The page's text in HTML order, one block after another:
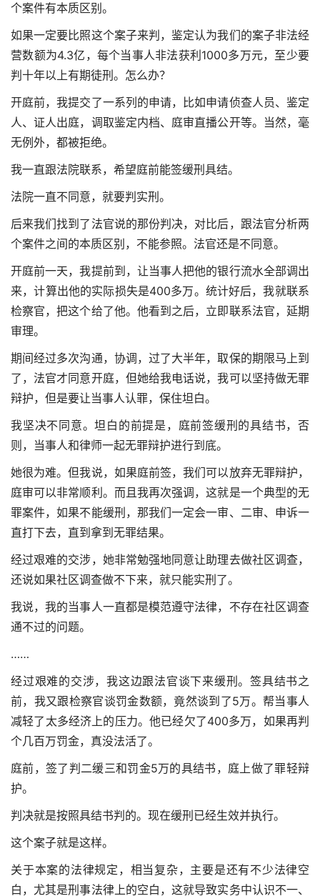
个案件有本质区别。
如果一定要比照这个案子来判，鉴定认为我们的案子非法经
营数额为4.3亿，每个当事人非法获利1000多万元，至少要
判十年以上有期徒刑。怎么办？
开庭前，我提交了一系列的申请，比如申请侦查人员、鉴定
人、证人出庭，调取鉴定内档、庭审直播公开等。当然，毫
无例外，都被拒绝。
我一直跟法院联系，希望庭前能签缓刑具结。
法院一直不同意，就要判实刑。
后来我们找到了法官说的那份判决，对比后，跟法官分析两
个案件之间的本质区别，不能参照。法官还是不同意。
开庭前一天，我提前到，让当事人把他的银行流水全部调出
来，计算出他的实际损失是400多万。统计好后，我就联系
检察官，把这个给了他。他看到之后，立即联系法官，延期
审理。
期间经过多次沟通，协调，过了大半年，取保的期限马上到
了，法官才同意开庭，但她给我电话说，我可以坚持做无罪
辩护，但是要让当事人认罪，保住坦白。
我坚决不同意。坦白的前提是，庭前签缓刑的具结书，否
则，当事人和律师一起无罪辩护进行到底。
她很为难。但我说，如果庭前签，我们可以放弃无罪辩护，
庭审可以非常顺利。而且我再次强调，这就是一个典型的无
罪案件，如果不能缓刑，那我们一定会一审、二审、申诉一
直打下去，直到拿到无罪结果。
经过艰难的交涉，她非常勉强地同意让助理去做社区调查，
还说如果社区调查做不下来，就只能实刑了。
我说，我的当事人一直都是模范遵守法律，不存在社区调查
通不过的问题。
……
经过艰难的交涉，我这边跟法官谈下来缓刑。签具结书之
前，我又跟检察官谈罚金数额，竟然谈到了5万。帮当事人
减轻了太多经济上的压力。他已经欠了400多万，如果再判
个几百万罚金，真没法活了。
庭前，签了判二缓三和罚金5万的具结书，庭上做了罪轻辩
护。
判决就是按照具结书判的。现在缓刑已经生效并执行。
这个案子就是这样。
关于本案的法律规定，相当复杂，主要是还有不少法律空
白，尤其是刑事法律上的空白，这就导致实务中认识不一、